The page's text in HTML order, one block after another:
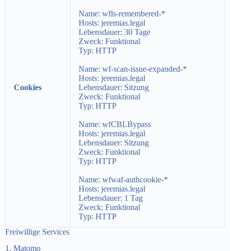
Cookies
Name: wfls-remembered-*
Hosts: jeremias.legal
Lebensdauer: 30 Tage
Zweck: Funktional
Typ: HTTP
Name: wf-scan-issue-expanded-*
Hosts: jeremias.legal
Lebensdauer: Sitzung
Zweck: Funktional
Typ: HTTP
Name: wfCBLBypass
Hosts: jeremias.legal
Lebensdauer: Sitzung
Zweck: Funktional
Typ: HTTP
Name: wfwaf-authcookie-*
Hosts: jeremias.legal
Lebensdauer: 1 Tag
Zweck: Funktional
Typ: HTTP
Freiwillige Services
1. Matomo